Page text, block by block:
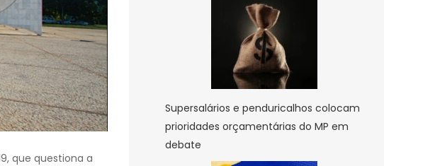
que questiona a
Supersalários e penduricalhos colocam
prioridades orçamentárias do MP em
debate